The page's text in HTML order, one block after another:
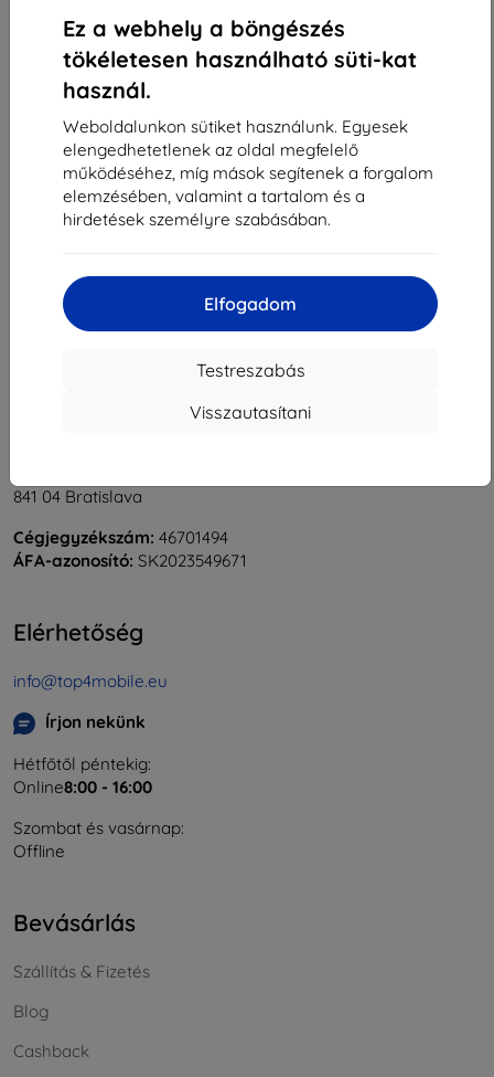
Ez a webhely a böngészés
tökéletesen használható süti-kat
használ.
Weboldalunkon sütiket használunk. Egyesek
elengedhetetlenek az oldal megfelelő
működéséhez, míg mások segítenek a forgalom
elemzésében, valamint a tartalom és a
hirdetések személyre szabásában.
Elfogadom
Testreszabás
Visszautasítani
3 230 Ft
Raktáron > 5 darab
Összes találat5.
841 04 Bratislava
Cégjegyzékszám: 46701494
ÁFA-azonosító: SK2023549671
Elérhetőség
info@top4mobile.eu
Írjon nekünk
Hétfőtől péntekig:
Online8:00 - 16:00
Szombat és vasárnap:
Offline
Bevásárlás
Szállítás & Fizetés
Blog
Cashback